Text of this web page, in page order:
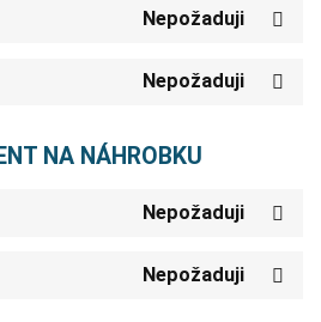
Nepožaduji
Nepožaduji
NA NÁHROBKU
Nepožaduji
Nepožaduji